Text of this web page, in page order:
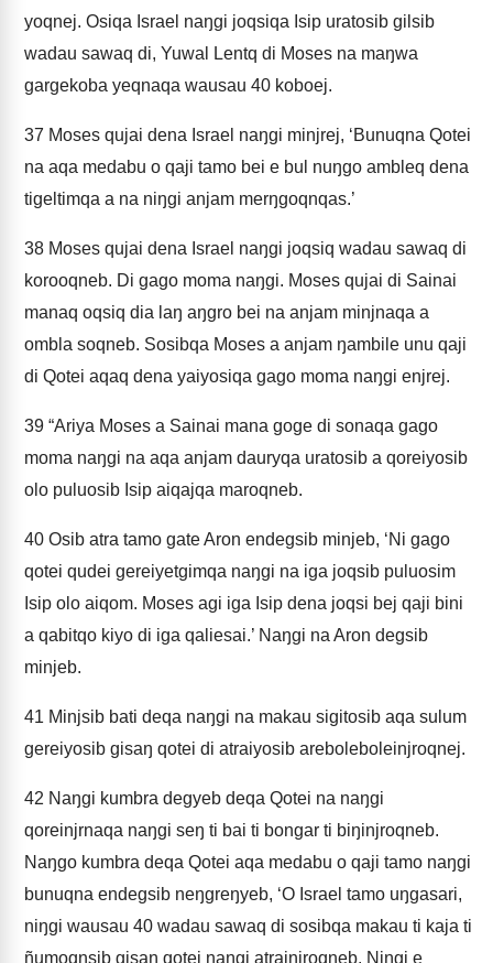
yoqnej. Osiqa Israel naŋgi joqsiqa Isip uratosib gilsib
wadau sawaq di, Yuwal Lentq di Moses na maŋwa
gargekoba yeqnaqa wausau 40 koboej.
37 Moses qujai dena Israel naŋgi minjrej, ‘Bunuqna Qotei
na aqa medabu o qaji tamo bei e bul nuŋgo ambleq dena
tigeltimqa a na niŋgi anjam merŋgoqnqas.’
38 Moses qujai dena Israel naŋgi joqsiq wadau sawaq di
korooqneb. Di gago moma naŋgi. Moses qujai di Sainai
manaq oqsiq dia laŋ aŋgro bei na anjam minjnaqa a
ombla soqneb. Sosibqa Moses a anjam ŋambile unu qaji
di Qotei aqaq dena yaiyosiqa gago moma naŋgi enjrej.
39 “Ariya Moses a Sainai mana goge di sonaqa gago
moma naŋgi na aqa anjam dauryqa uratosib a qoreiyosib
olo puluosib Isip aiqajqa maroqneb.
40 Osib atra tamo gate Aron endegsib minjeb, ‘Ni gago
qotei qudei gereiyetgimqa naŋgi na iga joqsib puluosim
Isip olo aiqom. Moses agi iga Isip dena joqsi bej qaji bini
a qabitqo kiyo di iga qaliesai.’ Naŋgi na Aron degsib
minjeb.
41 Minjsib bati deqa naŋgi na makau sigitosib aqa sulum
gereiyosib gisaŋ qotei di atraiyosib areboleboleinjroqnej.
42 Naŋgi kumbra degyeb deqa Qotei na naŋgi
qoreinjrnaqa naŋgi seŋ ti bai ti bongar ti biŋinjroqneb.
Naŋgo kumbra deqa Qotei aqa medabu o qaji tamo naŋgi
bunuqna endegsib neŋgreŋyeb, ‘O Israel tamo uŋgasari,
niŋgi wausau 40 wadau sawaq di sosibqa makau ti kaja ti
ñumoqnsib gisaŋ qotei naŋgi atrainjroqneb. Niŋgi e